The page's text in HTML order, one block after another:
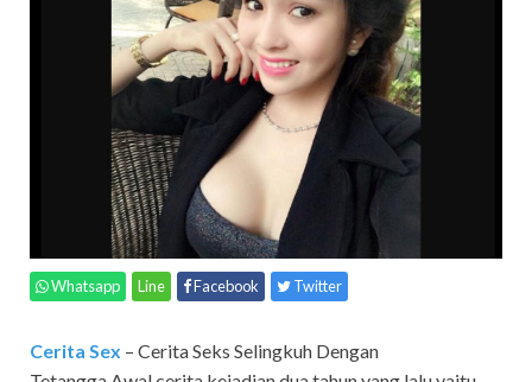
Whatsapp Line Facebook Twitter
Cerita Sex – Cerita Seks Selingkuh Dengan